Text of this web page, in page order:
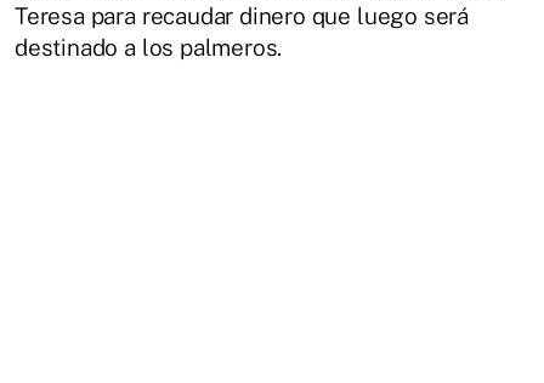
Teresa para recaudar dinero que luego será
destinado a los palmeros.